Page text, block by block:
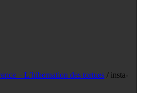
– L’hibernation des tortues / insta-